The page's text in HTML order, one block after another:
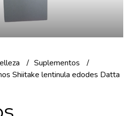
Suplementos
Shiitake lentinula edodes Datta